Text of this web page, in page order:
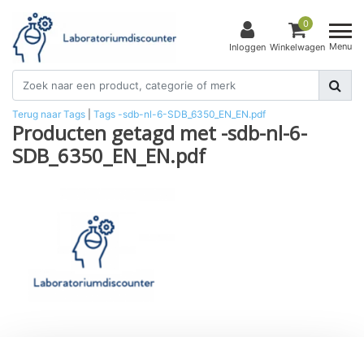
Inloggen
0
Winkelwagen Menu
Terug naar Tags Tags -sdb-nl-6-SDB_6350_EN_EN.pdf
Producten getagd met -sdb-nl-6-
SDB_6350_EN_EN.pdf